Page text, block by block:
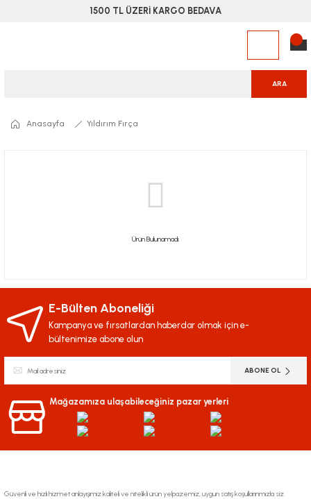
1500 TL ÜZERİ KARGO BEDAVA
ARA
Anasayfa Yıldırım Fırça
Ürün Bulunamadı.
E-Bülten Aboneliği
Kampanya ve fırsatlardan haberdar olmak için e-
bültenimize abone olun
ABONE OL
Mağazamıza ulaşabileceğiniz pazar yerleri
Güvenli ve hızlı hizmet anlayışımız kaliteli ve nitelikli ürün yelpazemiz, uygun satış koşullarınmızla siz